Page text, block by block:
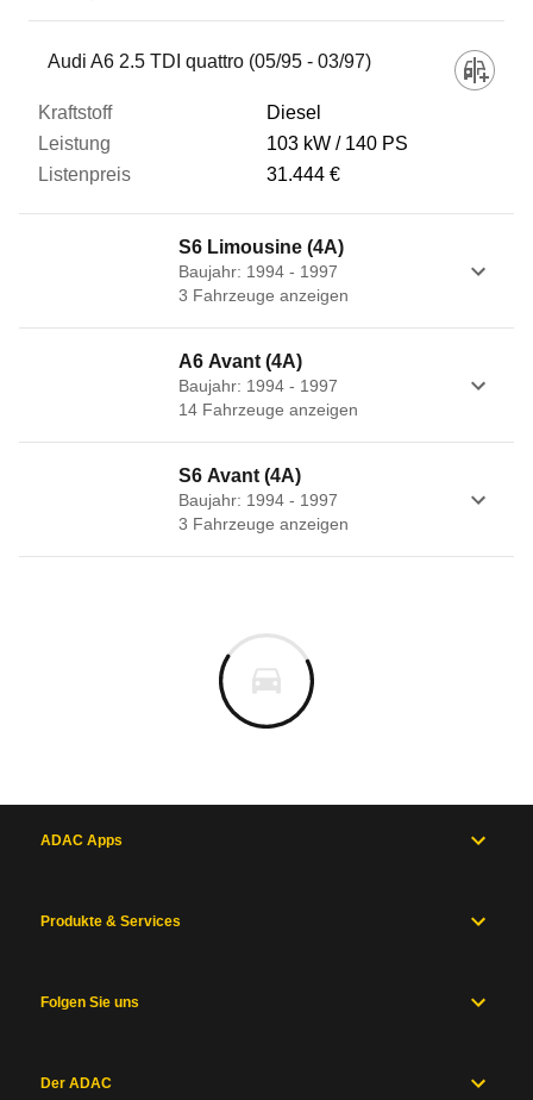
Audi A6 2.5 TDI quattro (05/95 - 03/97)
Diesel
103 kW
140 PS
31.444 €
S6 Limousine (4A)
Baujahr: 1994 - 1997
3 Fahrzeuge anzeigen
A6 Avant (4A)
Baujahr: 1994 - 1997
14 Fahrzeuge anzeigen
S6 Avant (4A)
Baujahr: 1994 - 1997
3 Fahrzeuge anzeigen
ADAC Apps
Produkte & Services
Folgen Sie uns
Der ADAC